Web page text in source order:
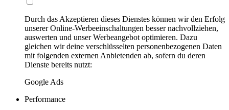
Durch das Akzeptieren dieses Dienstes können wir den Erfolg
unserer Online-Werbeeinschaltungen besser nachvollziehen,
auswerten und unser Werbeangebot optimieren. Dazu
gleichen wir deine verschlüsselten personenbezogenen Daten
mit folgenden externen Anbietenden ab, sofern du deren
Dienste bereits nutzt:
Google Ads
Performance